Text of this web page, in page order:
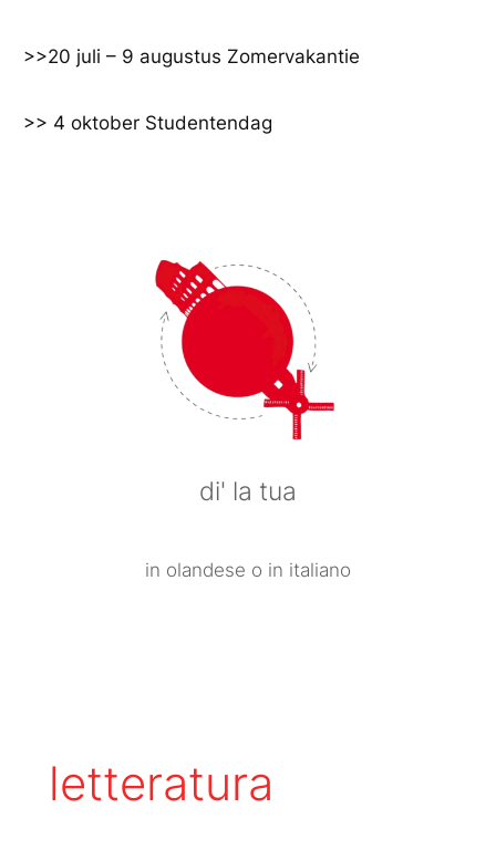
naar
>>20 juli – 9 augustus Zomervakantie
>> 4 oktober Studentendag
di' la tua
in olandese o in italiano
letteratura